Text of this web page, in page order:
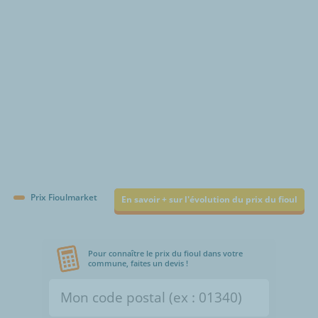
Prix Fioulmarket En savoir + sur l'évolution du prix du fioul
Pour connaître le prix du fioul dans votre
commune, faites un devis !